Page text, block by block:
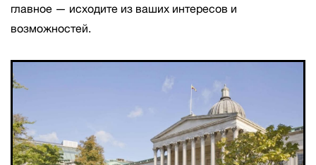
главное — исходите из ваших интересов и
возможностей.